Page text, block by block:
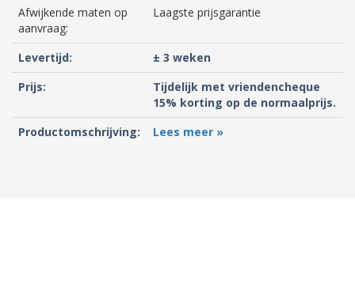
Afwijkende maten op
aanvraag:
Laagste prijsgarantie
Levertijd:
± 3 weken
Prijs:
Tijdelijk met vriendencheque
15% korting op de normaalprijs.
Productomschrijving:
Lees meer »